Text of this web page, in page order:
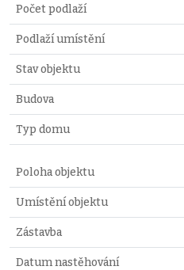
Počet podlaží
Podlaží umístění
Stav objektu
Budova
Typ domu
Poloha objektu
Umístění objektu
Zástavba
Datum nastěhování